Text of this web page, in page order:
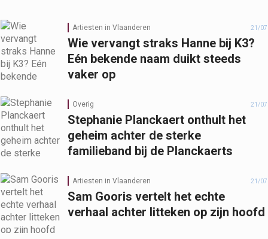
Artiesten in Vlaanderen 21/07
Wie vervangt straks Hanne bij K3?
Eén bekende naam duikt steeds
vaker op
Overig 21/07
Stephanie Planckaert onthult het
geheim achter de sterke
familieband bij de Planckaerts
Artiesten in Vlaanderen 21/07
Sam Gooris vertelt het echte
verhaal achter litteken op zijn hoofd